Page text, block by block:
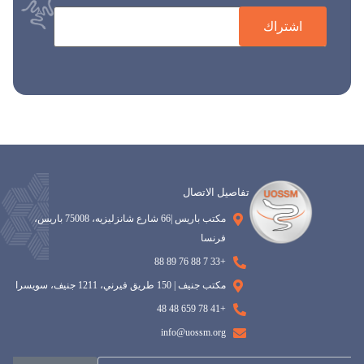
اشتراك
تفاصيل الاتصال
مكتب باريس |66 شارع شانزليزيه، 75008 باريس،
فرنسا
+33 7 88 76 89 88
مكتب جنيف | 150 طريق فيرني، 1211 جنيف، سويسرا
+41 78 659 48 48
info@uossm.org